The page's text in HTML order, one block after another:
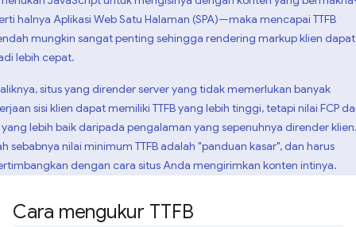
halnya Aplikasi Web Satu Halaman (SPA)—maka mencapai TTFB
mungkin sangat penting sehingga rendering markup klien dapat
lebih cepat.
situs yang dirender server yang tidak memerlukan banyak
sisi klien dapat memiliki TTFB yang lebih tinggi, tetapi nilai FCP
yang lebih baik daripada pengalaman yang sepenuhnya dirender
sebabnya nilai minimum TTFB adalah "panduan kasar", dan harus
dengan cara situs Anda mengirimkan konten intinya.
Cara mengukur TTFB